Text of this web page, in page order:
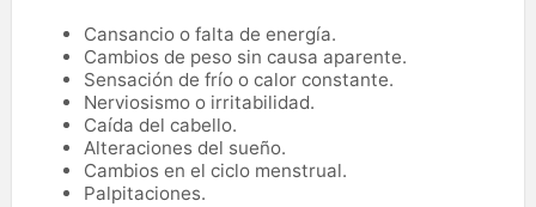
Cansancio o falta de energía.
Cambios de peso sin causa aparente.
Sensación de frío o calor constante.
Nerviosismo o irritabilidad.
Caída del cabello.
Alteraciones del sueño.
Cambios en el ciclo menstrual.
Palpitaciones.